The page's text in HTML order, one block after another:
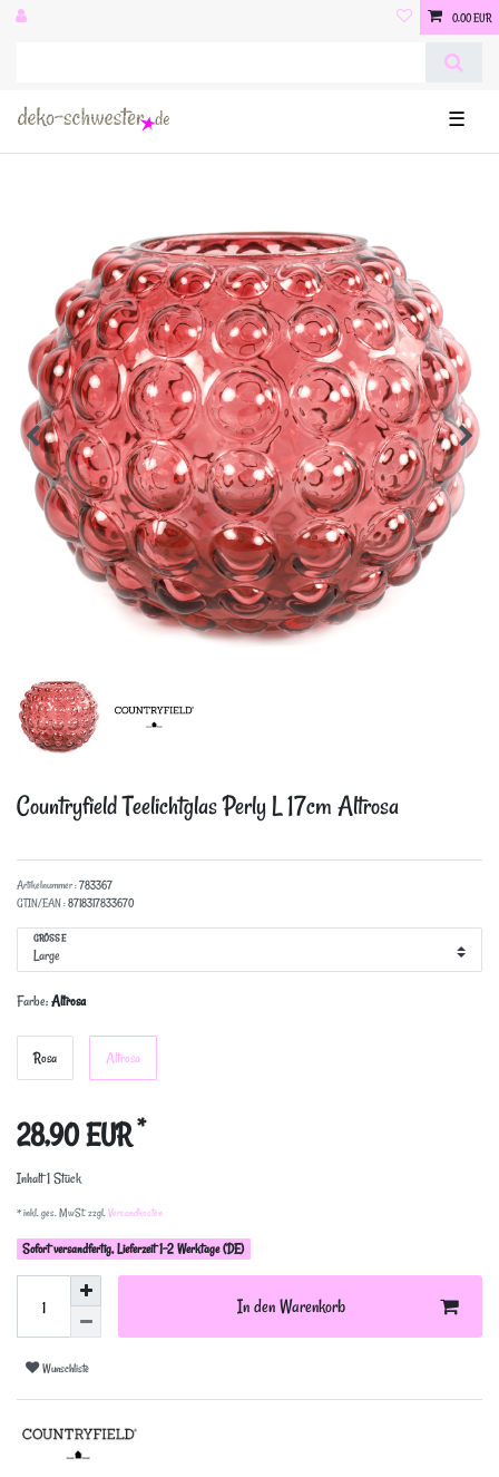
0,00 EUR
☰
Countryfield Teelichtglas PerlyL 17cm Altrosa
Artikelnummer :783367
GTIN/EAN :8718317833670
GRÖSSE
Farbe:Altrosa
Rosa Altrosa
28,90 EUR*
Inhalt1Stück
* inkl. ges. MwSt. zzgl.Versandkosten
Sofort versandfertig, Lieferzeit 1-2 Werktage (DE)
In den Warenkorb
Wunschliste